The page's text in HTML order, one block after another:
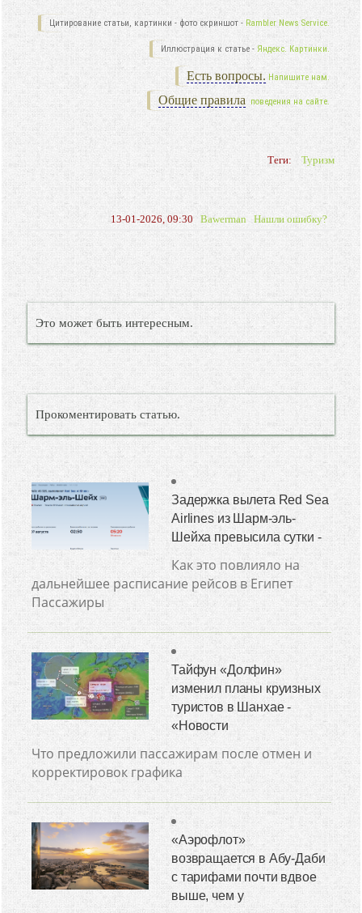
Цитирование статьи, картинки - фото скриншот - Rambler News Service.
Иллюстрация к статье - Яндекс. Картинки.
Есть вопросы. Напишите нам.
Общие правила поведения на сайте.
Теги: Туризм
13-01-2026, 09:30 Bawerman Нашли ошибку?
Это может быть интересным.
Прокоментировать статью.
Задержка вылета Red Sea
Airlines из Шарм-эль-
Шейха превысила сутки -
Как это повлияло на
дальнейшее расписание рейсов в Египет
Пассажиры
Тайфун «Долфин»
изменил планы круизных
туристов в Шанхае -
«Новости
Что предложили пассажирам после отмен и
корректировок графика
«Аэрофлот»
возвращается в Абу-Даби
с тарифами почти вдвое
выше, чем у